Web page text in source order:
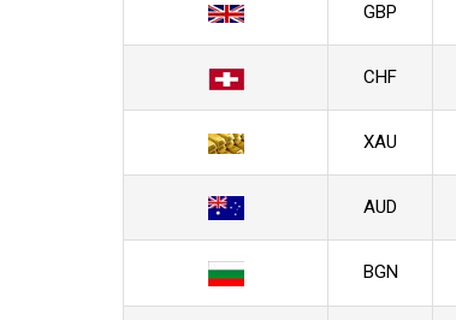
GBP
CHF
XAU
AUD
BGN